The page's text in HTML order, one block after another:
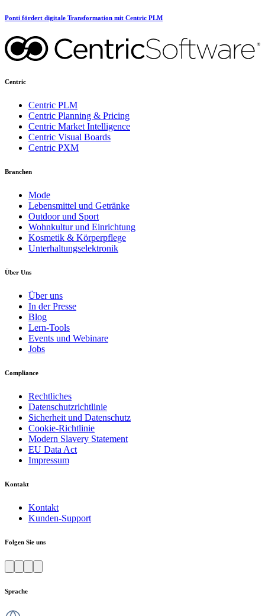
Ponti fördert digitale Transformation mit Centric PLM
Centric
Centric PLM
Centric Planning & Pricing
Centric Market Intelligence
Centric Visual Boards
Centric PXM
Branchen
Mode
Lebensmittel und Getränke
Outdoor und Sport
Wohnkultur und Einrichtung
Kosmetik & Körperpflege
Unterhaltungselektronik
Über Uns
Über uns
In der Presse
Blog
Lern-Tools
Events und Webinare
Jobs
Compliance
Rechtliches
Datenschutzrichtlinie
Sicherheit und Datenschutz
Cookie-Richtlinie
Modern Slavery Statement
EU Data Act
Impressum
Kontakt
Kontakt
Kunden-Support
Folgen Sie uns
Sprache